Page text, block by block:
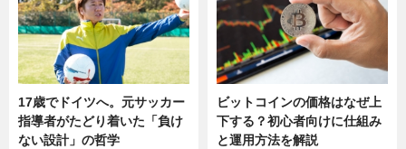
17歳でドイツへ。元サッカー
指導者がたどり着いた「負け
ない設計」の哲学
ビットコインの価格はなぜ上
下する？初心者向けに仕組み
と運用方法を解説